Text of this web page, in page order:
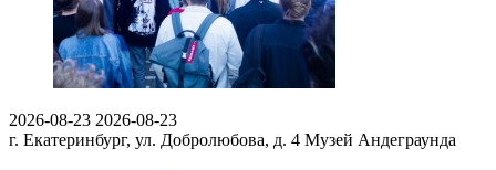
2026-08-23 2026-08-23
г. Екатеринбург, ул. Добролюбова, д. 4 Музей Андеграунда